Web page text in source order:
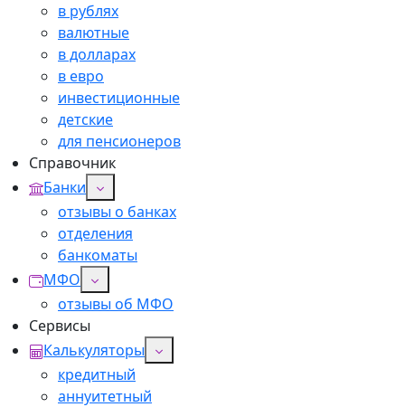
в рублях
валютные
в долларах
в евро
инвестиционные
детские
для пенсионеров
Справочник
Банки
отзывы о банках
отделения
банкоматы
МФО
отзывы об МФО
Сервисы
Калькуляторы
кредитный
аннуитетный